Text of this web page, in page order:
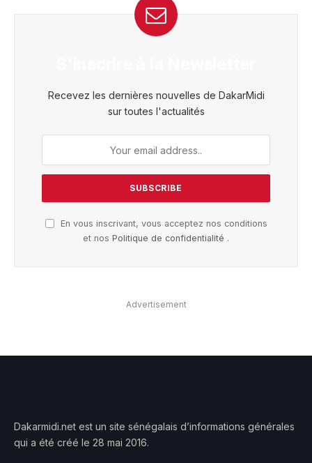
Recevez les dernières nouvelles de DakarMidi
sur toutes l'actualités
En vous inscrivant, vous acceptez nos conditions
et nos Politique de confidentialité .
Advertisement
Dakarmidi.net est un site sénégalais d’informations générales
qui a été créé le 28 mai 2016.